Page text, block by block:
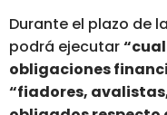
Durante el plazo de
podrá ejecutar
obligaciones
“fiadores,